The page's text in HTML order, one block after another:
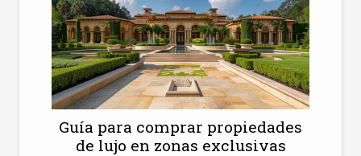
Guía para comprar propiedades
de lujo en zonas exclusivas